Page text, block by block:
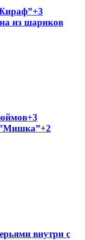
из шариков
внутри с